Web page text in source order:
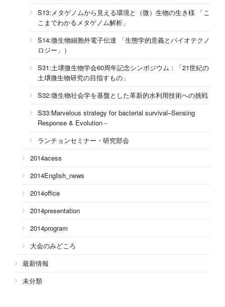
S13:メタゲノムから見える環境と（微）生物の生き様 「こ
こまでわかるメタゲノム解析」
S14:微生物細胞外電子伝達 「生態学的意義とバイオテクノ
ロジー」）
S31:土壌微生物学会60周年記念シンポジウム：「21世紀の
土壌微生物研究の目指すもの」
S32:微生物社会学を基盤とした革新的水利用技術への挑戦
S33:Marvelous strategy for bacterial survival–Sensing
Response & Evolution－
ランチョンセミナー・研究部会
2014acess
2014English_news
2014office
2014presentation
2014program
大会のみどころ
最新情報
未分類